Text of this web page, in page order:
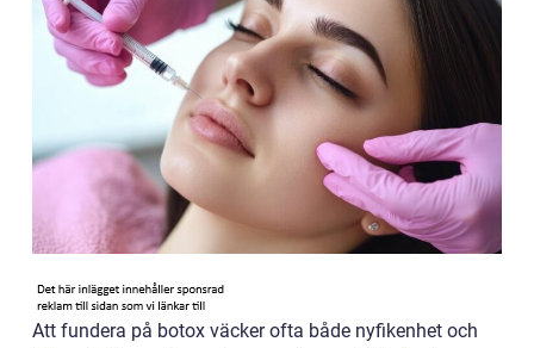
Att fundera på botox väcker ofta både nyfikenhet och